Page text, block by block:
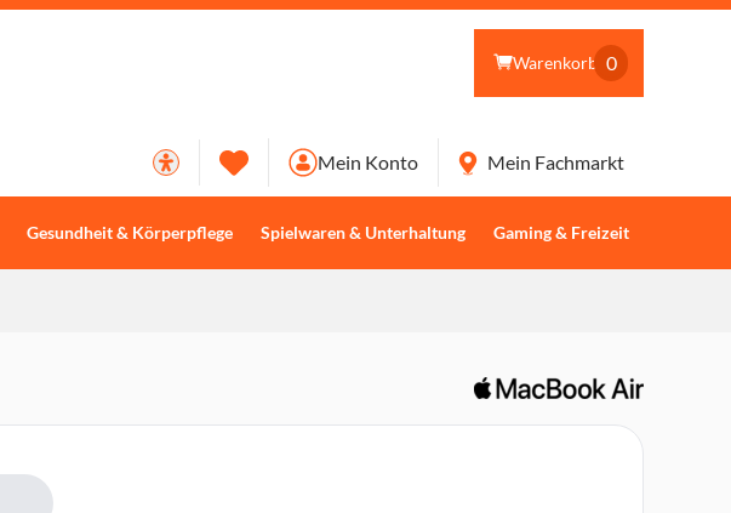
Warenkorb 0
Gesundheit & Körperpflege Spielwaren & Unterhaltung Gaming & Freizeit
Mein Konto Mein Fachmarkt